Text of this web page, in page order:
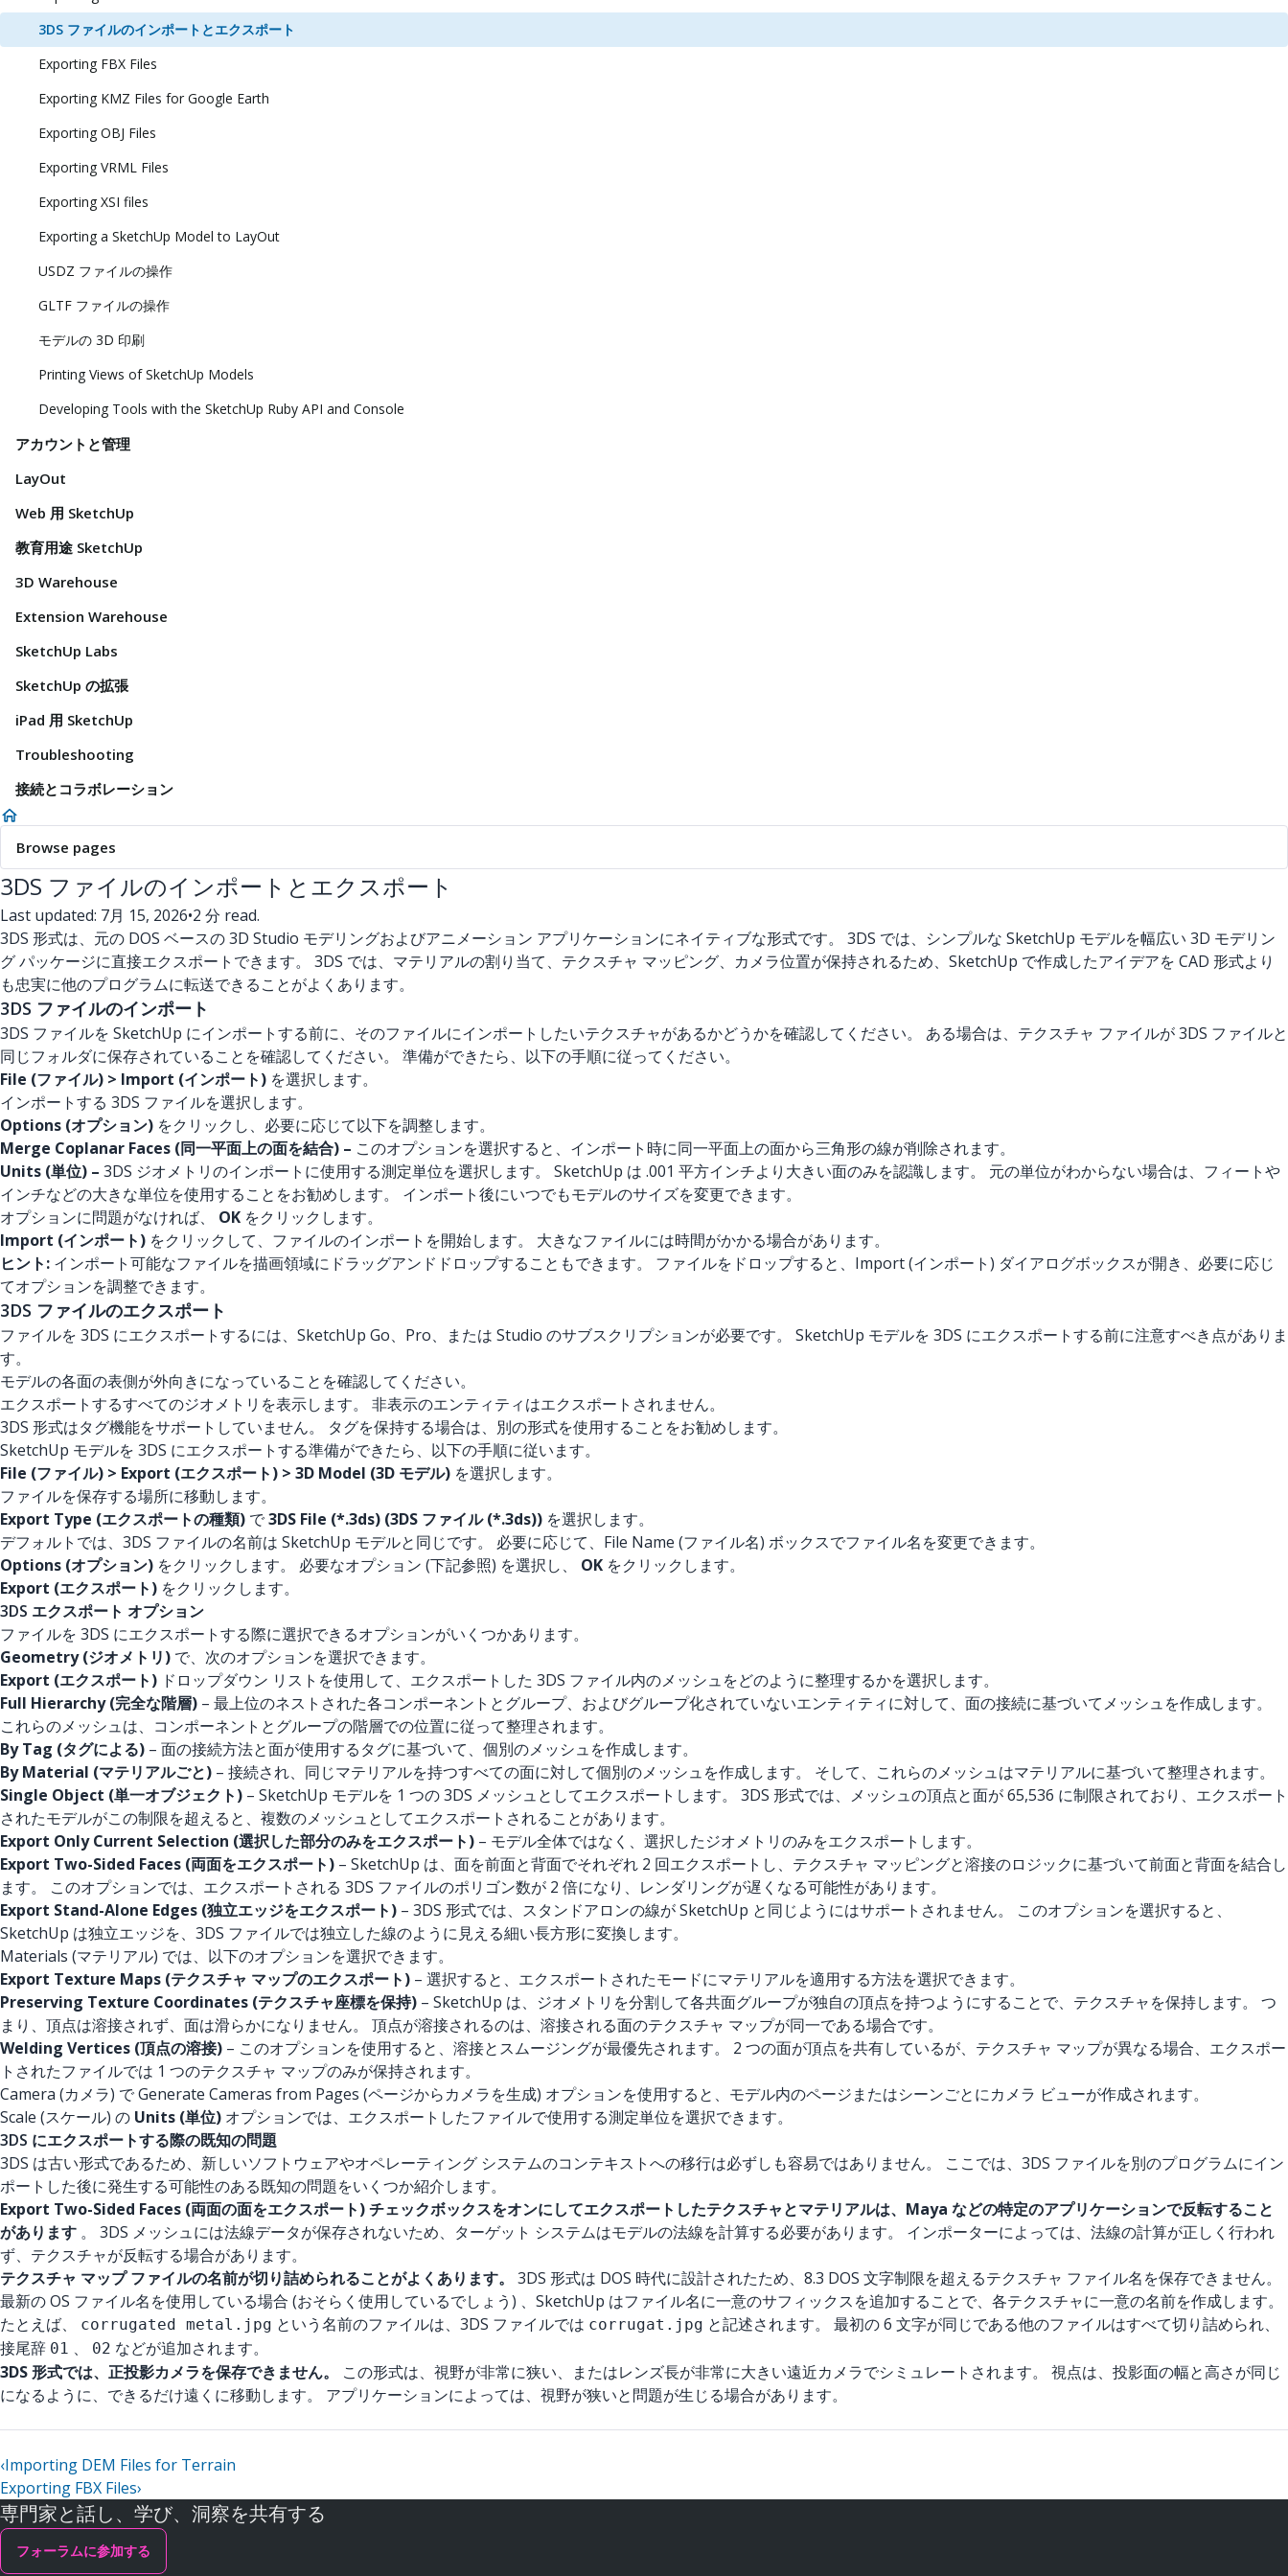
3DS ファイルのインポートとエクスポート
Exporting FBX Files
Exporting KMZ Files for Google Earth
Exporting OBJ Files
Exporting VRML Files
Exporting XSI files
Exporting a SketchUp Model to LayOut
USDZ ファイルの操作
GLTF ファイルの操作
モデルの 3D 印刷
Printing Views of SketchUp Models
Developing Tools with the SketchUp Ruby API and Console
アカウントと管理
LayOut
Web 用 SketchUp
教育用途 SketchUp
3D Warehouse
Extension Warehouse
SketchUp Labs
SketchUp の拡張
iPad 用 SketchUp
Troubleshooting
接続とコラボレーション
Browse pages
3DS ファイルのインポートとエクスポート
Last updated: 7月 15, 2026•2 分 read.
3DS 形式は、元の DOS ベースの 3D Studio モデリングおよびアニメーション アプリケーションにネイティブな形式です。 3DS では、シンプルな SketchUp モデルを幅広い 3D モデリン
グ パッケージに直接エクスポートできます。 3DS では、マテリアルの割り当て、テクスチャ マッピング、カメラ位置が保持されるため、SketchUp で作成したアイデアを CAD 形式より
も忠実に他のプログラムに転送できることがよくあります。
3DS ファイルのインポート
3DS ファイルを SketchUp にインポートする前に、そのファイルにインポートしたいテクスチャがあるかどうかを確認してください。 ある場合は、テクスチャ ファイルが 3DS ファイルと
同じフォルダに保存されていることを確認してください。 準備ができたら、以下の手順に従ってください。
File (ファイル) > Import (インポート) を選択します。
インポートする 3DS ファイルを選択します。
Options (オプション) をクリックし、必要に応じて以下を調整します。
Merge Coplanar Faces (同一平面上の面を結合) – このオプションを選択すると、インポート時に同一平面上の面から三角形の線が削除されます。
Units (単位) – 3DS ジオメトリのインポートに使用する測定単位を選択します。 SketchUp は .001 平方インチより大きい面のみを認識します。 元の単位がわからない場合は、フィートや
インチなどの大きな単位を使用することをお勧めします。 インポート後にいつでもモデルのサイズを変更できます。
オプションに問題がなければ、 OK をクリックします。
Import (インポート) をクリックして、ファイルのインポートを開始します。 大きなファイルには時間がかかる場合があります。
ヒント: インポート可能なファイルを描画領域にドラッグアンドドロップすることもできます。 ファイルをドロップすると、Import (インポート) ダイアログボックスが開き、必要に応じ
てオプションを調整できます。
3DS ファイルのエクスポート
ファイルを 3DS にエクスポートするには、SketchUp Go、Pro、または Studio のサブスクリプションが必要です。 SketchUp モデルを 3DS にエクスポートする前に注意すべき点がありま
す。
モデルの各面の表側が外向きになっていることを確認してください。
エクスポートするすべてのジオメトリを表示します。 非表示のエンティティはエクスポートされません。
3DS 形式はタグ機能をサポートしていません。 タグを保持する場合は、別の形式を使用することをお勧めします。
SketchUp モデルを 3DS にエクスポートする準備ができたら、以下の手順に従います。
File (ファイル) > Export (エクスポート) > 3D Model (3D モデル) を選択します。
ファイルを保存する場所に移動します。
Export Type (エクスポートの種類) で3DS File (*.3ds) (3DS ファイル (*.3ds)) を選択します。
デフォルトでは、3DS ファイルの名前は SketchUp モデルと同じです。 必要に応じて、File Name (ファイル名) ボックスでファイル名を変更できます。
Options (オプション) をクリックします。 必要なオプション (下記参照) を選択し、 OK をクリックします。
Export (エクスポート) をクリックします。
3DS エクスポート オプション
ファイルを 3DS にエクスポートする際に選択できるオプションがいくつかあります。
Geometry (ジオメトリ) で、次のオプションを選択できます。
Export (エクスポート) ドロップダウン リストを使用して、エクスポートした 3DS ファイル内のメッシュをどのように整理するかを選択します。
Full Hierarchy (完全な階層) – 最上位のネストされた各コンポーネントとグループ、およびグループ化されていないエンティティに対して、面の接続に基づいてメッシュを作成します。
これらのメッシュは、コンポーネントとグループの階層での位置に従って整理されます。
By Tag (タグによる) – 面の接続方法と面が使用するタグに基づいて、個別のメッシュを作成します。
By Material (マテリアルごと) – 接続され、同じマテリアルを持つすべての面に対して個別のメッシュを作成します。 そして、これらのメッシュはマテリアルに基づいて整理されます。
Single Object (単一オブジェクト) – SketchUp モデルを 1 つの 3DS メッシュとしてエクスポートします。 3DS 形式では、メッシュの頂点と面が 65,536 に制限されており、エクスポート
されたモデルがこの制限を超えると、複数のメッシュとしてエクスポートされることがあります。
Export Only Current Selection (選択した部分のみをエクスポート) – モデル全体ではなく、選択したジオメトリのみをエクスポートします。
Export Two-Sided Faces (両面をエクスポート) – SketchUp は、面を前面と背面でそれぞれ 2 回エクスポートし、テクスチャ マッピングと溶接のロジックに基づいて前面と背面を結合し
ます。 このオプションでは、エクスポートされる 3DS ファイルのポリゴン数が 2 倍になり、レンダリングが遅くなる可能性があります。
Export Stand-Alone Edges (独立エッジをエクスポート) – 3DS 形式では、スタンドアロンの線が SketchUp と同じようにはサポートされません。 このオプションを選択すると、
SketchUp は独立エッジを、3DS ファイルでは独立した線のように見える細い長方形に変換します。
Materials (マテリアル) では、以下のオプションを選択できます。
Export Texture Maps (テクスチャ マップのエクスポート) – 選択すると、エクスポートされたモードにマテリアルを適用する方法を選択できます。
Preserving Texture Coordinates (テクスチャ座標を保持) – SketchUp は、ジオメトリを分割して各共面グループが独自の頂点を持つようにすることで、テクスチャを保持します。 つ
まり、頂点は溶接されず、面は滑らかになりません。 頂点が溶接されるのは、溶接される面のテクスチャ マップが同一である場合です。
Welding Vertices (頂点の溶接) – このオプションを使用すると、溶接とスムージングが最優先されます。 2 つの面が頂点を共有しているが、テクスチャ マップが異なる場合、エクスポー
トされたファイルでは 1 つのテクスチャ マップのみが保持されます。
Camera (カメラ) で Generate Cameras from Pages (ページからカメラを生成) オプションを使用すると、モデル内のページまたはシーンごとにカメラ ビューが作成されます。
Scale (スケール) の Units (単位) オプションでは、エクスポートしたファイルで使用する測定単位を選択できます。
3DS にエクスポートする際の既知の問題
3DS は古い形式であるため、新しいソフトウェアやオペレーティング システムのコンテキストへの移行は必ずしも容易ではありません。 ここでは、3DS ファイルを別のプログラムにイン
ポートした後に発生する可能性のある既知の問題をいくつか紹介します。
Export Two-Sided Faces (両面の面をエクスポート) チェックボックスをオンにしてエクスポートしたテクスチャとマテリアルは、Maya などの特定のアプリケーションで反転すること
があります 。 3DS メッシュには法線データが保存されないため、ターゲット システムはモデルの法線を計算する必要があります。 インポーターによっては、法線の計算が正しく行われ
ず、テクスチャが反転する場合があります。
テクスチャ マップ ファイルの名前が切り詰められることがよくあります。
3DS 形式は DOS 時代に設計されたため、8.3 DOS 文字制限を超えるテクスチャ ファイル名を保存できません。
最新の OS ファイル名を使用している場合 (おそらく使用しているでしょう) 、SketchUp はファイル名に一意のサフィックスを追加することで、各テクスチャに一意の名前を作成します。
たとえば、
corrugated metal.jpg という名前のファイルは、3DS ファイルでは corrugat.jpg と記述されます。 最初の 6 文字が同じである他のファイルはすべて切り詰められ、
接尾辞 01 、 02 などが追加されます。
3DS 形式では、正投影カメラを保存できません。
この形式は、視野が非常に狭い、またはレンズ長が非常に大きい遠近カメラでシミュレートされます。 視点は、投影面の幅と高さが同じ
になるように、できるだけ遠くに移動します。 アプリケーションによっては、視野が狭いと問題が生じる場合があります。
‹Importing DEM Files for Terrain
Exporting FBX Files›
専門家と話し、学び、洞察を共有する
フォーラムに参加する